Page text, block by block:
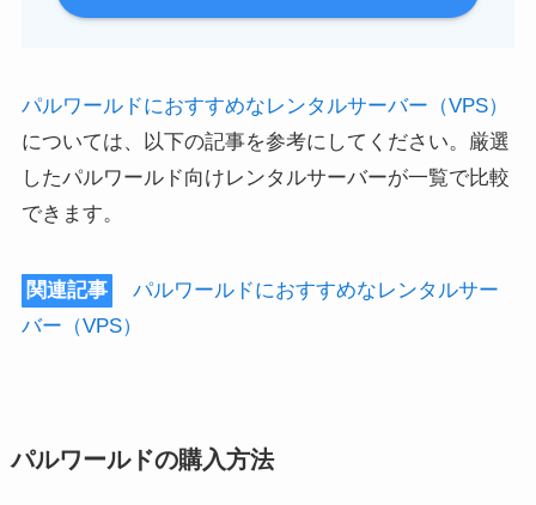
パルワールドにおすすめなレンタルサーバー（VPS）
については、以下の記事を参考にしてください。厳選
したパルワールド向けレンタルサーバーが一覧で比較
できます。
関連記事
パルワールドにおすすめなレンタルサー
バー（VPS）
パルワールドの購入方法